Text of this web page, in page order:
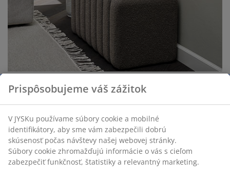
Vyberte si správnu lavicu
Veľkosť, štýl a úložný priestor... prečítajte si tipy na
výber správnej lavice do chodby.
Čítať ďalej
Prispôsobujeme váš zážitok
V JYSKu používame súbory cookie a mobilné
identifikátory, aby sme vám zabezpečili dobrú
skúsenosť počas návštevy našej webovej stránky.
Súbory cookie zhromažďujú informácie o vás s cieľom
zabezpečiť funkčnosť, štatistiky a relevantný marketing.